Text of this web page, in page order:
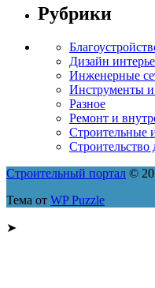
Рубрики
Дизайн
Инженерные
Инструменты и
Разное
Ремонт и
Строительные
Строительство
Строительный портал ©
Тема от WP Puzzle
➤